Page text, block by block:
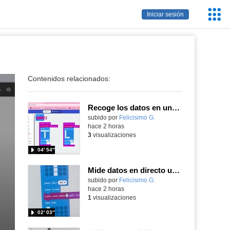
Iniciar sesión
Contenidos relacionados:
Recoge los datos en una gráfica programando tu placa microbit con MakeCode y conoce la Tª y nivel de luz en este eclipse
Contenido educativo.
subido por Felicisimo G.
04′ 54″
hace 2 horas
3visualizaciones
Mide datos en directo usando tu placa microbit y programando con MakeCode dos placas conectadas por radio
Contenido educativo.
subido por Felicisimo G.
02′ 03″
hace 2 horas
1 visualizaciones